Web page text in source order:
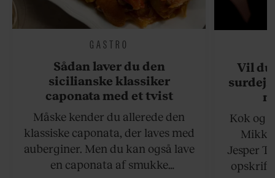
GASTRO
Sådan laver du den
sicilianske klassiker
caponata med et tvist
Måske kender du allerede den
klassiske caponata, der laves med
auberginer. Men du kan også lave
en caponata af smukke
Vil du
Kok og
Jesper
opskrift